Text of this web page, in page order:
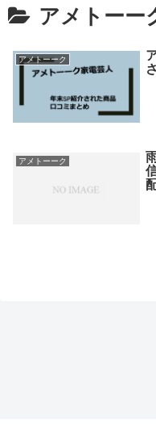
アメトーー
アメトーーク
アメトーーク